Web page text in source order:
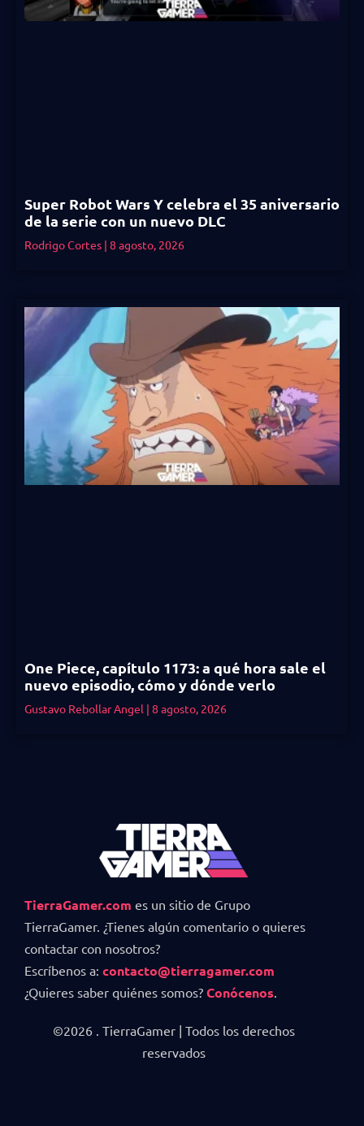
Super Robot Wars Y celebra el 35 aniversario
de la serie con un nuevo DLC
Rodrigo Cortes 8 agosto, 2026
One Piece, capítulo 1173: a qué hora sale el
nuevo episodio, cómo y dónde verlo
Gustavo Rebollar Angel 8 agosto, 2026
TierraGamer.com es un sitio de Grupo
TierraGamer. ¿Tienes algún comentario o quieres
contactar con nosotros?
Escríbenos a: contacto@tierragamer.com
¿Quieres saber quiénes somos? Conócenos.
©2026 . TierraGamer | Todos los derechos
reservados